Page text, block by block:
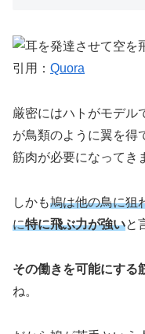
引用： Quora
厳密にはハトがモデル
が鳥類のように翼を得
筋肉が必要になってき
しかも鳩は他の鳥に狙
に特に飛ぶ力が強いと
その働きを可能にする
ね。